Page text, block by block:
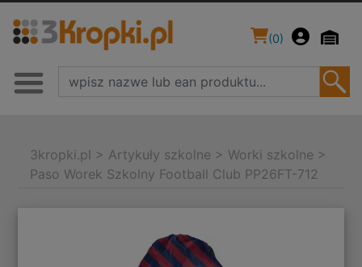
(0)
3kropki.pl > Artykuły szkolne > Worki szkolne >
Paso Worek Szkolny Football Club PP26FT-712